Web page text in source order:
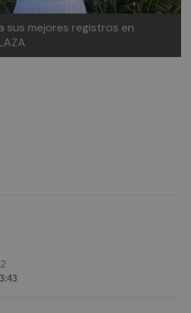
sus mejores registros en